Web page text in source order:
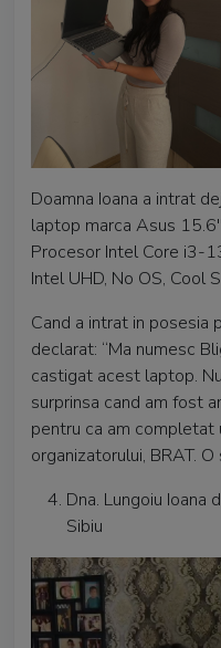
Doamna Ioana a intrat
laptop marca Asus
Procesor Intel Core i3-
Intel UHD, No OS,
Cand a intrat in posesia
declarat: “Ma numesc
castigat acest laptop.
surprinsa cand am fost
pentru ca am completat
organizatorului, BRAT.
Dna. Lungoiu Ioana
Sibiu